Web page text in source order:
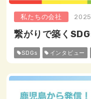
私たちの会社
繋がりで築く
SDGs インタビュー